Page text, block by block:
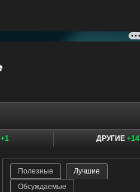
+1 ДРУГИЕ +14
Полезные
Лучшие
Обсуждаемые